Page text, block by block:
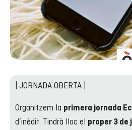
| JORNADA OBERTA |
Organitzem la primera jornada
d’inèdit. Tindrà lloc el proper 3 de